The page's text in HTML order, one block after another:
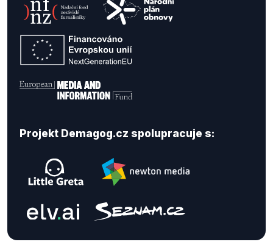
Projekt Demagog.cz spolupracuje s: